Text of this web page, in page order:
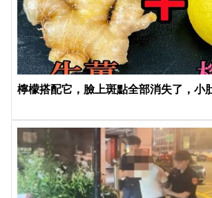
檸檬搭配它，臉上斑點全部消失了，小